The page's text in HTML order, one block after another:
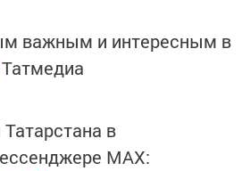
важным и интересным в
Татмедиа
в
MАХ: